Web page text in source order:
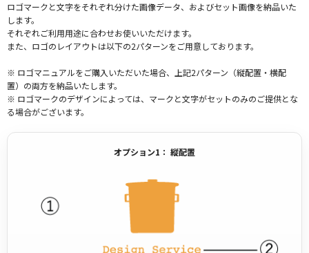
ロゴマークと文字をそれぞれ分けた画像データ、およびセット画像を納品いた
します。
それぞれご利用用途に合わせお使いいただけます。
また、ロゴのレイアウトは以下の2パターンをご用意しております。
※ ロゴマニュアルをご購入いただいた場合、上記2パターン（縦配置・横配
置）の両方を納品いたします。
※ ロゴマークのデザインによっては、マークと文字がセットのみのご提供とな
る場合がございます。
オプション1： 縦配置